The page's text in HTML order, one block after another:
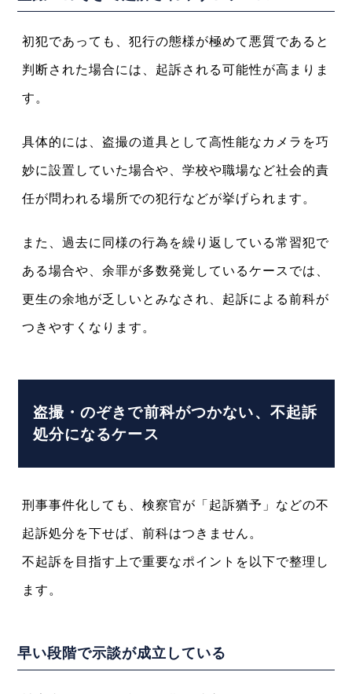
初犯であっても、犯行の態様が極めて悪質であると
判断された場合には、起訴される可能性が高まりま
す。
具体的には、盗撮の道具として高性能なカメラを巧
妙に設置していた場合や、学校や職場など社会的責
任が問われる場所での犯行などが挙げられます。
また、過去に同様の行為を繰り返している常習犯で
ある場合や、余罪が多数発覚しているケースでは、
更生の余地が乏しいとみなされ、起訴による前科が
つきやすくなります。
盗撮・のぞきで前科がつかない、不起訴
処分になるケース
刑事事件化しても、検察官が「起訴猶予」などの不
起訴処分を下せば、前科はつきません。
不起訴を目指す上で重要なポイントを以下で整理し
ます。
早い段階で示談が成立している